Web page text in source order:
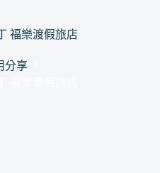
福樂渡假旅店
分享